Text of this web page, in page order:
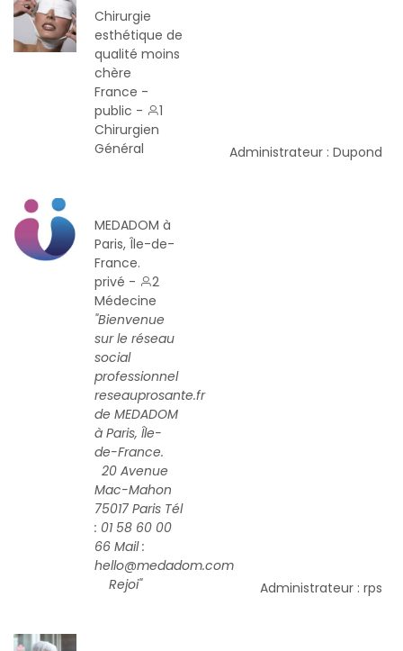
Chirurgie
esthétique de
qualité moins
chère
France -
public -
1
Chirurgien
Général
Administrateur : Dupond
MEDADOM à
Paris, Île-de-
France.
privé -
2
Médecine
"Bienvenue
sur le réseau
social
professionnel
reseauprosante.fr
de MEDADOM
à Paris, Île-
de-France.
20 Avenue
Mac-Mahon
75017 Paris Tél
: 01 58 60 00
66 Mail :
hello@medadom.com
Rejoi"
Administrateur : rps